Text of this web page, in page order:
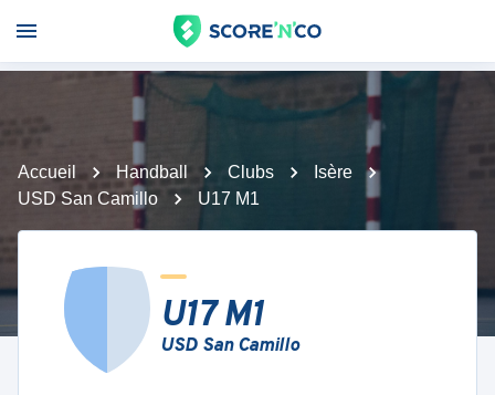
Accueil Handball Clubs
Isère
USD San Camillo
U17 M1
U17 M1
USD San Camillo